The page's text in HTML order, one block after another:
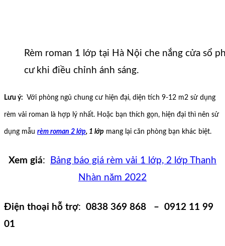
Rèm roman 1 lớp tại Hà Nội che nắng cửa sổ
cư khi điều chỉnh ánh sáng.
Lưu ý: Với phòng ngủ chung cư hiện đại, diện tích 9-12 m2 sử dụng
rèm vải roman là hợp lý nhất. Hoặc bạn thích gọn, hiện đại thì nên sử
dụng mẫu rèm roman 2 lớp, 1 lớp mang lại căn phòng bạn khác biệt.
Xem giá:
Bảng báo giá rèm vải 1 lớp, 2 lớp Thanh
Nhàn năm 2022
Điện thoại hỗ trợ: 0838 369 868 – 0912 11 99
01